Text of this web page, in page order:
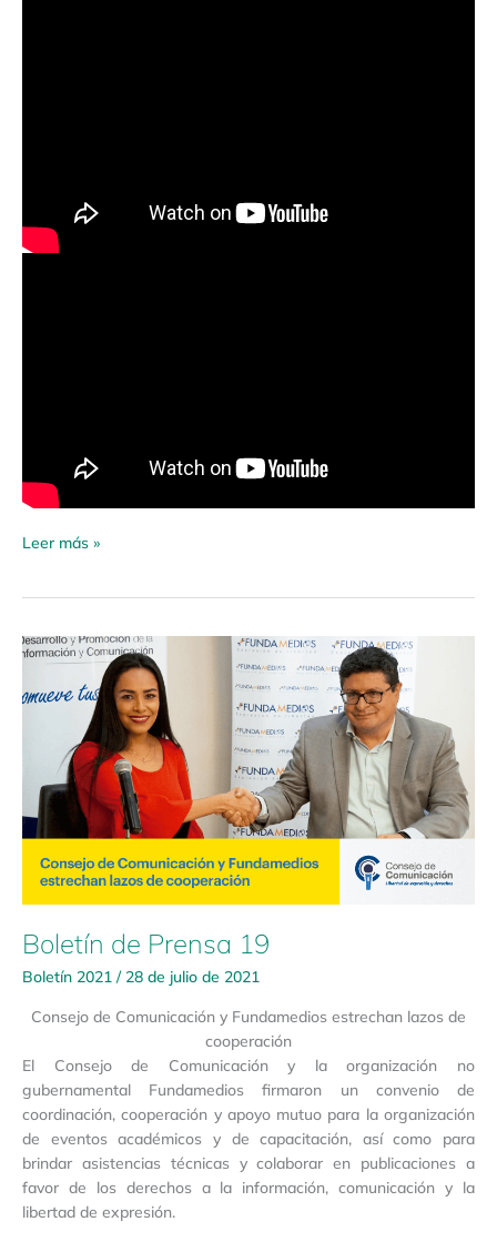
Leer más »
Boletín de Prensa 19
Boletín 2021 / 28 de julio de 2021
Consejo de Comunicación y Fundamedios estrechan lazos de
cooperación
El Consejo de Comunicación y la organización no
gubernamental Fundamedios firmaron un convenio de
coordinación, cooperación y apoyo mutuo para la organización
de eventos académicos y de capacitación, así como para
brindar asistencias técnicas y colaborar en publicaciones a
favor de los derechos a la información, comunicación y la
libertad de expresión.
Boletín
Prensa